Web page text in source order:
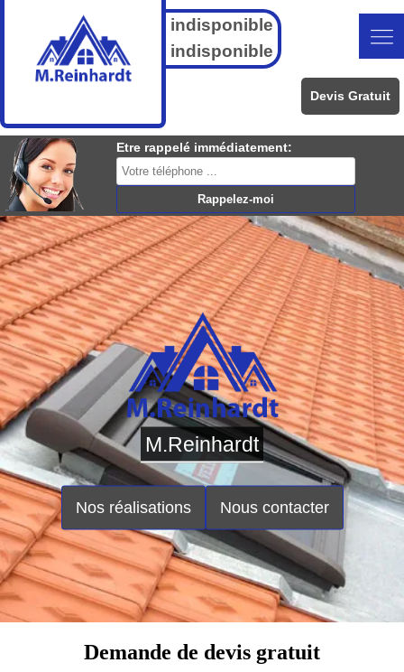
indisponible
indisponible
Devis Gratuit
Etre rappelé immédiatement:
M.Reinhardt
Nos réalisations Nous contacter
Demande de devis gratuit